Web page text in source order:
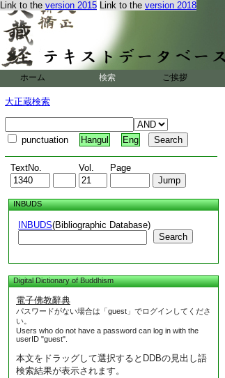
Link to the version 2015 Link to the version 2018
ホーム 検索 ご挨拶
大正蔵検索
punctuation Hangul Eng
TextNo. Vol. Page
INBUDS
INBUDS(Bibliographic Database)
Search
Digital Dictionary of Buddhism
電子佛教辭典
パスワードがない場合は「guest」でログインしてくださ
い。
Users who do not have a password can log in with the
userID "guest".
本文をドラッグして選択するとDDBの見出し語
検索結果が表示されます。